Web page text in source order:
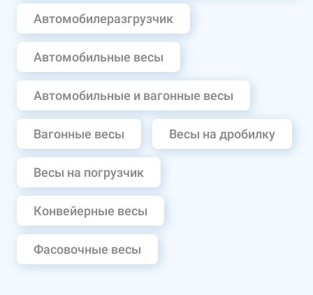
Автомобилеразгрузчик
Автомобильные весы
Автомобильные и вагонные весы
Вагонные весы Весы на дробилку
Весы на погрузчик
Конвейерные весы
Фасовочные весы